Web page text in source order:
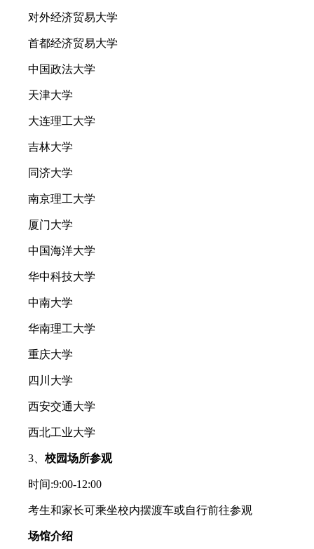
对外经济贸易大学
首都经济贸易大学
中国政法大学
天津大学
大连理工大学
吉林大学
同济大学
南京理工大学
厦门大学
中国海洋大学
华中科技大学
中南大学
华南理工大学
重庆大学
四川大学
西安交通大学
西北工业大学
3、 校园场所参观
时间:9:00-12:00
考生和家长可乘坐校内摆渡车或自行前往参观
场馆介绍